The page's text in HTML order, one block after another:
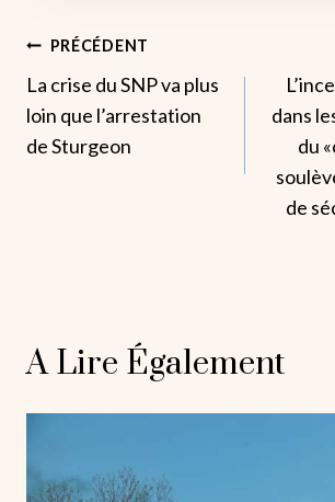
Navigation
De
L’article
PRÉCÉDENT
La crise du SNP va plus
loin que l’arrestation
de Sturgeon
dans
du
de
A Lire Également